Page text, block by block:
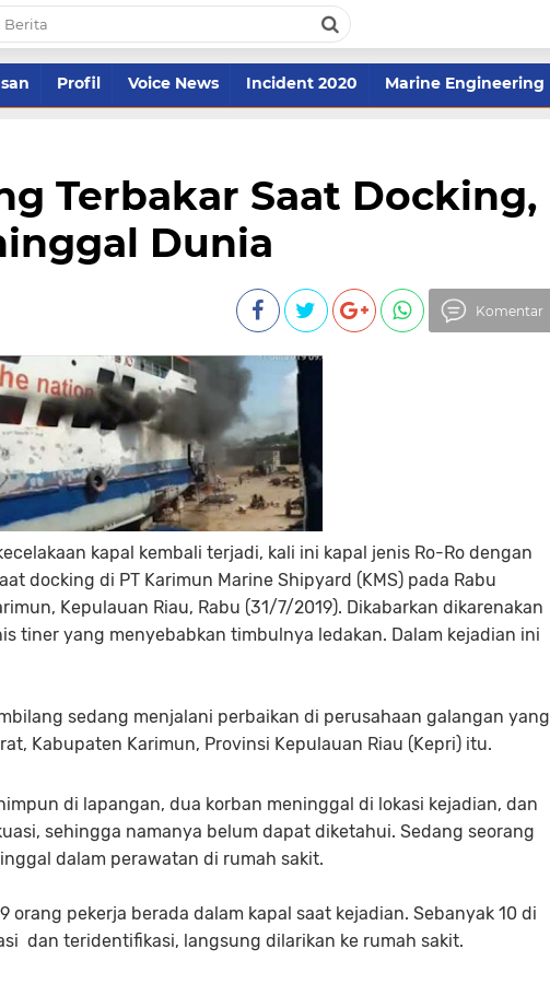
Profil Voice News Incident 2020 Marine Engineering
Terbakar Saat Docking,
Dunia
Komentar
kapal kembali terjadi, kali ini kapal jenis Ro-Ro dengan
docking di PT Karimun Marine Shipyard (KMS) pada Rabu
Kepulauan Riau, Rabu (31/7/2019). Dikabarkan dikarenakan
tiner yang menyebabkan timbulnya ledakan. Dalam kejadian ini
sedang menjalani perbaikan di perusahaan galangan yang
Kabupaten Karimun, Provinsi Kepulauan Riau (Kepri) itu.
di lapangan, dua korban meninggal di lokasi kejadian, dan
sehingga namanya belum dapat diketahui. Sedang seorang
dalam perawatan di rumah sakit.
orang pekerja berada dalam kapal saat kejadian. Sebanyak 10 di
dan teridentifikasi, langsung dilarikan ke rumah sakit.